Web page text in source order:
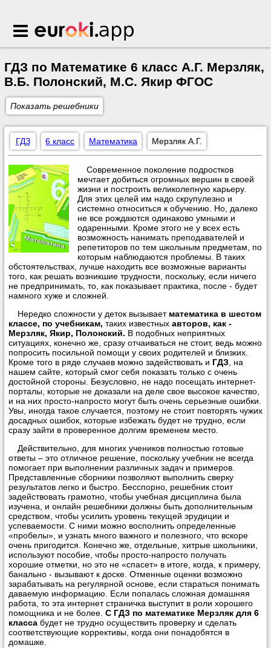
Euroki.app
ГДЗ по Математике 6 класс А.Г. Мерзляк,
В.Б. Полонский, М.С. Якир ФГОС
Показать решебники
ГДЗ 6 класс Математика Мерзляк А.Г.
Современное поколение подростков
мечтает добиться огромных вершин в своей
жизни и построить великолепную карьеру.
Для этих целей им надо скрупулезно и
системно относиться к обучению. Но, далеко
не все рождаются одинаково умными и
одаренными. Кроме этого не у всех есть
возможность нанимать преподавателей и
репетиторов по тем школьным предметам, по
которым наблюдаются проблемы. В таких
обстоятельствах, лучше находить все возможные варианты
того, как решать возникшие трудности, поскольку, если ничего
не предпринимать, то, как показывает практика, после - будет
намного хуже и сложней.
Нередко сложности у деток вызывает математика в шестом
классе, по учебникам, таких известных авторов, как -
Мерзляк, Якир, Полонский. В подобных неприятных
ситуациях, конечно же, сразу отчаиваться не стоит, ведь можно
попросить посильной помощи у своих родителей и близких.
Кроме того в ряде случаев можно задействовать и ГДЗ, на
нашем сайте, который смог себя показать только с очень
достойной стороны. Безусловно, не надо посещать интернет-
порталы, которые не доказали на деле свое высокое качество,
и на них просто-напросто могут быть очень серьезные ошибки.
Увы, иногда такое случается, поэтому не стоит повторять чужих
досадных ошибок, которые избежать будет не трудно, если
сразу зайти в проверенное долгим временем место.
Действительно, для многих учеников полностью готовые
ответы – это отличное решение, поскольку учебник не всегда
помогает при выполнении различных задач и примеров.
Представленные сборники позволяют выполнить сверку
результатов легко и быстро. Бесспорно, решебник стоит
задействовать грамотно, чтобы учебная дисциплина была
изучена, и онлайн решебники должны быть дополнительным
средством, чтобы усилить уровень текущей эрудиции и
успеваемости. С ними можно восполнить определенные
«пробелы», и узнать много важного и полезного, что вскоре
очень пригодится. Конечно же, отдельные, хитрые школьники,
используют пособие, чтобы просто-напросто получать
хорошие отметки, но это не «спасет» в итоге, когда, к примеру,
банально - вызывают к доске. Отменные оценки возможно
зарабатывать на регулярной основе, если стараться понимать
даваемую информацию. Если попалась сложная домашняя
работа, то эта интернет страничка выступит в роли хорошего
помощника и не более. С ГДЗ по математике Мерзляк для 6
класса будет не трудно осуществить проверку и сделать
соответствующие коррективы, когда они понадобятся в
домашке.